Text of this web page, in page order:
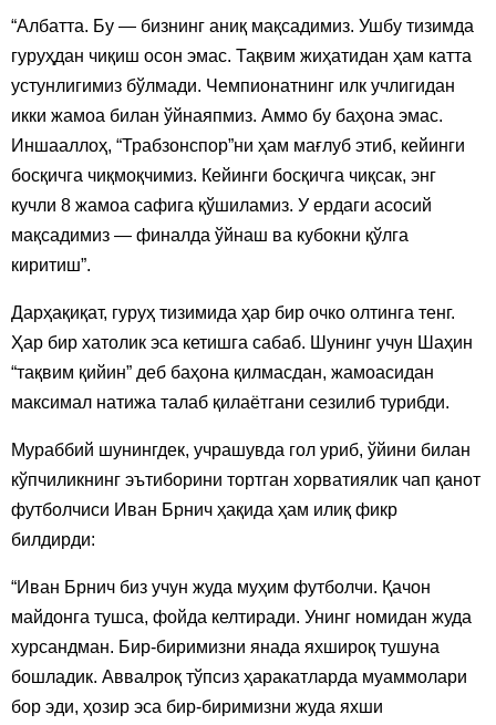
“Албатта. Бу — бизнинг аниқ мақсадимиз. Ушбу тизимда
гуруҳдан чиқиш осон эмас. Тақвим жиҳатидан ҳам катта
устунлигимиз бўлмади. Чемпионатнинг илк учлигидан
икки жамоа билан ўйнаяпмиз. Аммо бу баҳона эмас.
Иншааллоҳ, “Трабзонспор”ни ҳам мағлуб этиб, кейинги
босқичга чиқмоқчимиз. Кейинги босқичга чиқсак, энг
кучли 8 жамоа сафига қўшиламиз. У ердаги асосий
мақсадимиз — финалда ўйнаш ва кубокни қўлга
киритиш”.
Дарҳақиқат, гуруҳ тизимида ҳар бир очко олтинга тенг.
Ҳар бир хатолик эса кетишга сабаб. Шунинг учун Шаҳин
“тақвим қийин” деб баҳона қилмасдан, жамоасидан
максимал натижа талаб қилаётгани сезилиб турибди.
Мураббий шунингдек, учрашувда гол уриб, ўйини билан
кўпчиликнинг эътиборини тортган хорватиялик чап қанот
футболчиси Иван Брнич ҳақида ҳам илиқ фикр
билдирди:
“Иван Брнич биз учун жуда муҳим футболчи. Қачон
майдонга тушса, фойда келтиради. Унинг номидан жуда
хурсандман. Бир-биримизни янада яхшироқ тушуна
бошладик. Аввалроқ тўпсиз ҳаракатларда муаммолари
бор эди, ҳозир эса бир-биримизни жуда яхши